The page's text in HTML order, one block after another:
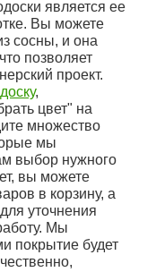
является ее
Вы можете
сосны, и она
позволяет
проект.
,
цвет" на
множество
мы
выбор нужного
вы можете
в корзину, а
уточнения
Мы
покрытие будет